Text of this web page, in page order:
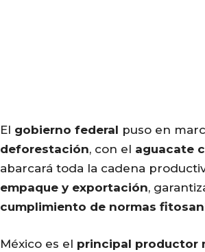
El gobierno federal puso en
deforestación, con el aguacate
abarcará toda la cadena
empaque y exportación,
cumplimiento de normas
México es el principal productor